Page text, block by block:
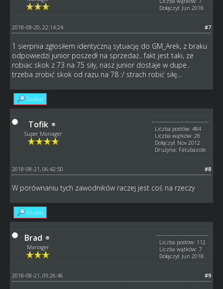
Dołączył: Jun 2018
#7
2018-08-20, 22:14:24
1 sierpnia zgłosiłem identyczną sytuację do GM_Arek, z braku
odpowiedzi junior poszedł na sprzedaż.. fakt jest taki, ze
robiac skok z 73 na 75 siły, nasz junior dostaje w dupe..
trzeba zrobić skok od razu na 78 :/ strach robić siłę...
Szukaj
Tofik
Super Manager
Liczba postów: 484
Liczba wątków: 28
Dołączył: Nov 2012
Drużyna: Falubazole
#8
2018-08-21, 06:42:50
W porównaniu tych zawodników raczej jest coś na rzeczy
Szukaj
Brad
Manager
Liczba postów: 112
Liczba wątków: 7
Dołączył: Jun 2018
#9
2018-08-21, 09:26:46